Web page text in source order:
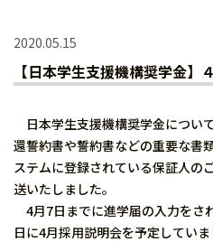
2020.05.15
【日本学生支援機構奨学金】
日本学生支援機構奨学金につい
還誓約書や誓約書などの重要な書
ステムに登録されている保証人の
送いたしました。
4月7日までに進学届の入力をさ
日に4月採用説明会を予定してい